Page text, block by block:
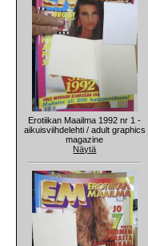
Erotiikan Maailma 1992 nr 1 -
aikuisviihdelehti / adult graphics
magazine
Näytä